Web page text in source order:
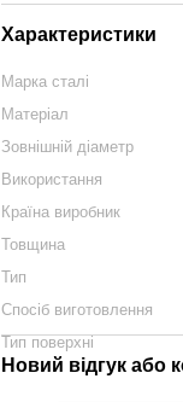
Характеристики
Марка сталі
Матеріал
Зовнішній діаметр
Використання
Країна виробник
Товщина
Тип
Спосіб виготовлення
Тип поверхні
Новий відгук або